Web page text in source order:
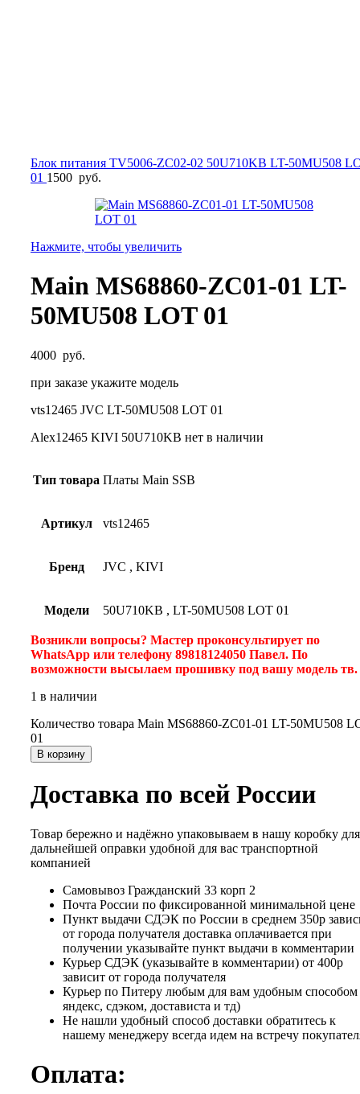
Блок питания TV5006-ZC02-02 50U710KB LT-50MU508
01 1500 руб.
Нажмите, чтобы увеличить
Main MS68860-ZC01-01 LT-
50MU508 LOT 01
4000 руб.
при заказе укажите модель
vts12465 JVC LT-50MU508 LOT 01
Alex12465 KIVI 50U710KB нет в наличии
Тип товара Платы Main SSB
Артикул vts12465
Бренд JVC , KIVI
Модели 50U710KB , LT-50MU508 LOT 01
Возникли вопросы? Мастер проконсультирует по
WhatsApp или телефону 89818124050 Павел. По
возможности высылаем прошивку под вашу модель тв.
1 в наличии
Количество товара Main MS68860-ZC01-01 LT-50MU508
01
В корзину
Доставка по всей России
Товар бережно и надёжно упаковываем в нашу коробку для
дальнейшей оправки удобной для вас транспортной
компанией
Самовывоз Гражданский 33 корп 2
Почта России по фиксированной минимальной цене
Пункт выдачи СДЭК по России в среднем 350р
от города получателя доставка оплачивается при
получении указывайте пункт выдачи в комментарии
Курьер СДЭК (указывайте в комментарии) от 400р
зависит от города получателя
Курьер по Питеру любым для вам удобным способом
яндекс, сдэком, достависта и тд)
Не нашли удобный способ доставки обратитесь к
нашему менеджеру всегда идем на встречу
Оплата: